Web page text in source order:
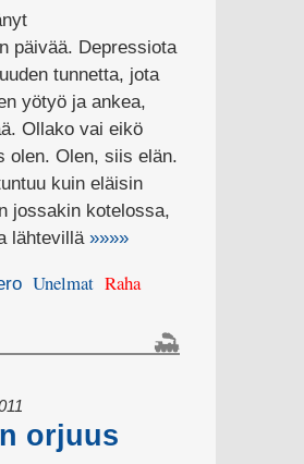
päivää. Depressiota
tunnetta, jota
yötyö ja ankea,
Ollako vai eikö
olen. Olen, siis elän.
kuin eläisin
jossakin kotelossa,
lähtevillä»»»»
Unelmat Raha
orjuus